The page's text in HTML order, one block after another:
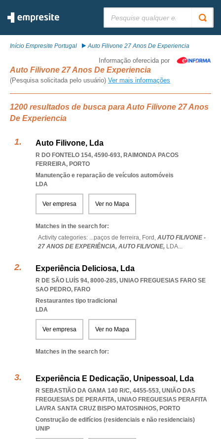
Início Empresite Portugal Auto Filivone 27 Anos De Experiencia
Informação oferecida por
Auto Filivone 27 Anos De Experiencia
(Pesquisa solicitada pelo usuário) Ver mais informações
1200 resultados de busca para Auto Filivone 27 Anos
De Experiencia
Auto Filivone, Lda
R DO FONTELO 154, 4590-693, RAIMONDA PACOS
FERREIRA, PORTO
Manutenção e reparação de veículos automóveis
LDA
Ver empresa Ver no Mapa
Matches in the search for:
Activity categories: ...paços de ferreira, Ford, AUTO FILIVONE -
27 ANOS DE EXPERIÊNCIA, AUTO FILIVONE, LDA...
Experiência Deliciosa, Lda
R DE SÃO LUÍS 94, 8000-285, UNIAO FREGUESIAS FARO SE
SAO PEDRO, FARO
Restaurantes tipo tradicional
LDA
Ver empresa Ver no Mapa
Matches in the search for:
Experiência E Dedicação, Unipessoal, Lda
R SEBASTIÃO DA GAMA 140 R/C, 4455-553, UNIÃO DAS
FREGUESIAS DE PERAFITA, UNIAO FREGUESIAS PERAFITA
LAVRA SANTA CRUZ BISPO MATOSINHOS, PORTO
Construção de edifícios (residenciais e não residenciais)
UNIP